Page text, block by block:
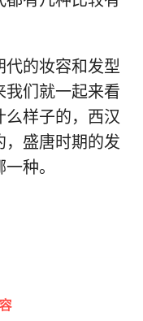
代的妆容和发型
我们就一起来看
么样子的，西汉
，盛唐时期的发
种。